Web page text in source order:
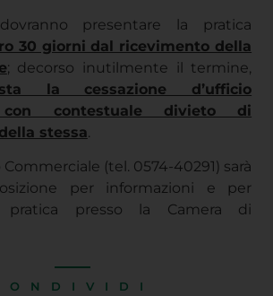
presentare la pratica
30 giorni dal ricevimento della
; decorso inutilmente il termine,
la cessazione d’ufficio
con contestuale divieto di
stessa
(tel. 0574-40291) sarà
per informazioni e per
pratica presso la Camera di